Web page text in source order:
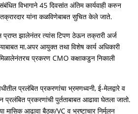
विभागाने 45 दिवसांत अंतिम कार्यवाही करुन
यांना कळविणेबाबत सुचित केले जाते.
झालेनंतर त्यांस टिपण ठेऊन तक्रारी अर्ज
मा.अपर आयुक्त तथा विशेष कार्य अधिकारी
मिळालेनंतरच प्रकरण CMO कक्षाकडुन निकाली
प्रलंबित प्रकरणांचा भ्रमणध्वनी, ई-मेलद्वारे व
प्रकरणांची पुर्तताबाबत आढावा घेतला जातो.
मासिक आढावा बैठक/VC व भ्रष्टाचार निर्मुलन